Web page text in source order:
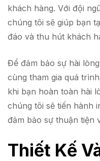
khách hàng. Với đội
chúng tôi sẽ giúp bạn
đáo và thu hút khách
Để đảm bảo sự hài
cùng tham gia quá
khi bạn hoàn toàn hài
chúng tôi sẽ tiến hành
đảm bảo sự thuận tiện
Thiết Kế